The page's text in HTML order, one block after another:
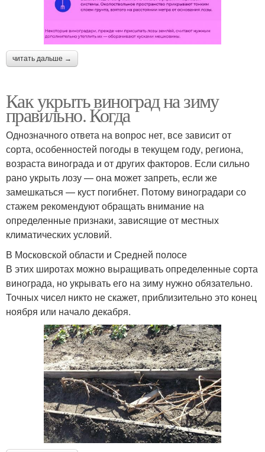
читать дальше →
Как укрыть виноград на зиму
правильно. Когда
Однозначного ответа на вопрос нет, все зависит от
сорта, особенностей погоды в текущем году, региона,
возраста винограда и от других факторов. Если сильно
рано укрыть лозу — она может запреть, если же
замешкаться — куст погибнет. Потому виноградари со
стажем рекомендуют обращать внимание на
определенные признаки, зависящие от местных
климатических условий.
В Московской области и Средней полосе
В этих широтах можно выращивать определенные сорта
винограда, но укрывать его на зиму нужно обязательно.
Точных чисел никто не скажет, приблизительно это конец
ноября или начало декабря.